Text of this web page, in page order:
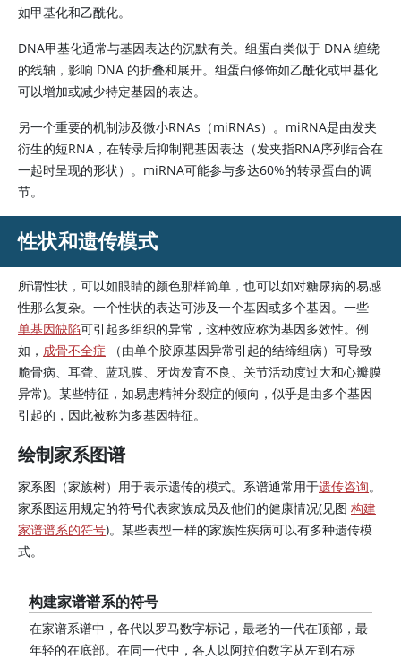
如甲基化和乙酰化。
DNA甲基化通常与基因表达的沉默有关。组蛋白类似于 DNA 缠绕
的线轴，影响 DNA 的折叠和展开。组蛋白修饰如乙酰化或甲基化
可以增加或减少特定基因的表达。
另一个重要的机制涉及微小RNAs（miRNAs）。miRNA是由发夹
衍生的短RNA，在转录后抑制靶基因表达（发夹指RNA序列结合在
一起时呈现的形状）。miRNA可能参与多达60%的转录蛋白的调
节。
性状和遗传模式
所谓性状，可以如眼睛的颜色那样简单，也可以如对糖尿病的易感
性那么复杂。一个性状的表达可涉及一个基因或多个基因。一些
单基因缺陷可引起多组织的异常，这种效应称为基因多效性。例
如， 成骨不全症 （由单个胶原基因异常引起的结缔组病）可导致
脆骨病、耳聋、蓝巩膜、牙齿发育不良、关节活动度过大和心瓣膜
异常)。某些特征，如易患精神分裂症的倾向，似乎是由多个基因
引起的，因此被称为多基因特征。
绘制家系图谱
家系图（家族树）用于表示遗传的模式。系谱通常用于遗传咨询。
家系图运用规定的符号代表家族成员及他们的健康情况(见图 构建
家谱谱系的符号)。某些表型一样的家族性疾病可以有多种遗传模
式。
构建家谱谱系的符号
在家谱系谱中，各代以罗马数字标记，最老的一代在顶部，最
年轻的在底部。在同一代中，各人以阿拉伯数字从左到右标